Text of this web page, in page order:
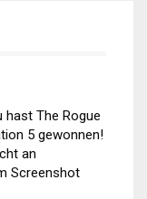
hast The Rogue
5 gewonnen!
an
Screenshot